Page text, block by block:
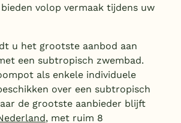
volop vermaak tijdens uw
u het grootste aanbod aan
een subtropisch zwembad.
als enkele individuele
over een subtropisch
de grootste aanbieder blijft
, met ruim 8